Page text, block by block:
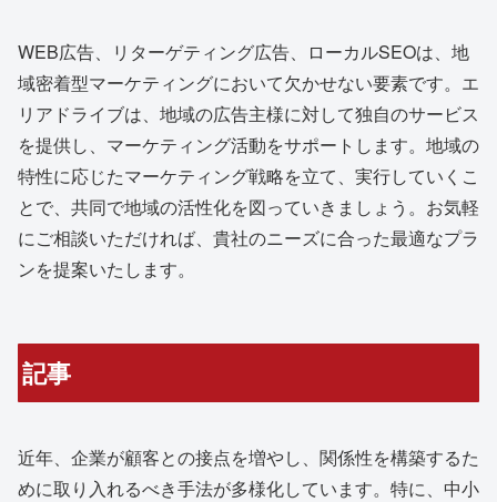
WEB広告、リターゲティング広告、ローカルSEOは、地
域密着型マーケティングにおいて欠かせない要素です。エ
リアドライブは、地域の広告主様に対して独自のサービス
を提供し、マーケティング活動をサポートします。地域の
特性に応じたマーケティング戦略を立て、実行していくこ
とで、共同で地域の活性化を図っていきましょう。お気軽
にご相談いただければ、貴社のニーズに合った最適なプラ
ンを提案いたします。
記事
近年、企業が顧客との接点を増やし、関係性を構築するた
めに取り入れるべき手法が多様化しています。特に、中小